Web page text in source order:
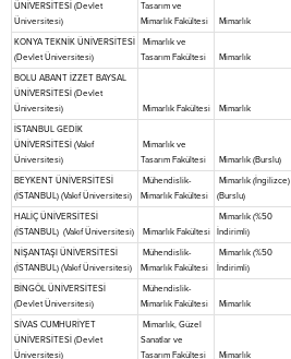
ÜNİVERSİTESİ (Devlet
Üniversitesi)
Tasarım ve
Mimarlık Fakültesi
Mimarlık
KONYA TEKNİK ÜNİVERSİTESİ
(Devlet Üniversitesi)
Mimarlık ve
Tasarım Fakültesi
Mimarlık
BOLU ABANT İZZET BAYSAL
ÜNİVERSİTESİ (Devlet
Üniversitesi)
Mimarlık Fakültesi Mimarlık
İSTANBUL GEDİK
ÜNİVERSİTESİ (Vakıf
Üniversitesi)
Mimarlık ve
Tasarım Fakültesi
Mimarlık (Burslu)
BEYKENT ÜNİVERSİTESİ
(İSTANBUL) (Vakıf Üniversitesi)
Mühendislik-
Mimarlık Fakültesi
Mimarlık (İngilizce)
(Burslu)
HALİÇ ÜNİVERSİTESİ
(İSTANBUL) (Vakıf Üniversitesi)
Mimarlık Fakültesi
Mimarlık (%50
İndirimli)
NİŞANTAŞI ÜNİVERSİTESİ
(İSTANBUL) (Vakıf Üniversitesi)
Mühendislik-
Mimarlık Fakültesi
Mimarlık (%50
İndirimli)
BİNGÖL ÜNİVERSİTESİ
(Devlet Üniversitesi)
Mühendislik-
Mimarlık Fakültesi
Mimarlık
SİVAS CUMHURİYET
ÜNİVERSİTESİ (Devlet
Üniversitesi)
Mimarlık, Güzel
Sanatlar ve
Tasarım Fakültesi
Mimarlık